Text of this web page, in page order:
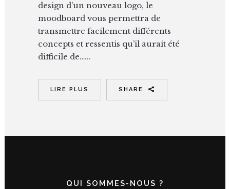
design d’un nouveau logo, le
moodboard vous permettra de
transmettre facilement différents
concepts et ressentis qu’il aurait été
difficile de…...
LIRE PLUS SHARE
QUI SOMMES-NOUS ?